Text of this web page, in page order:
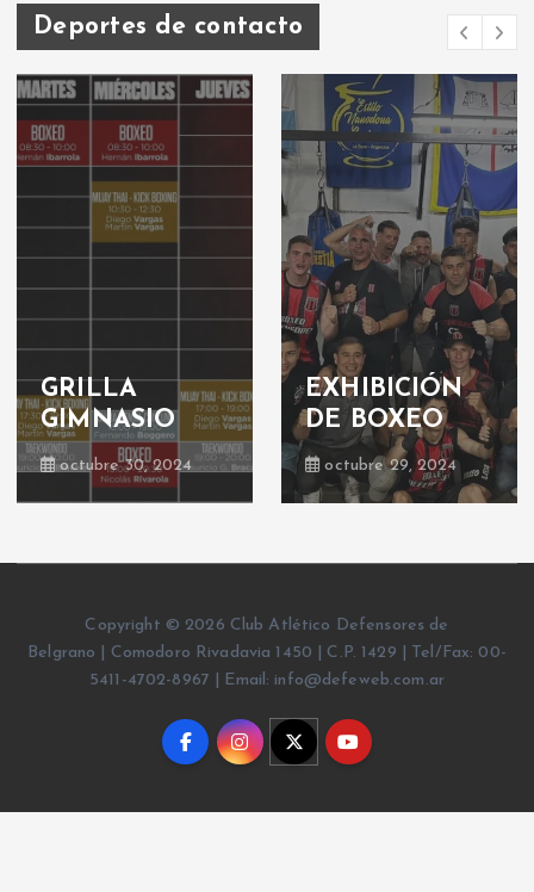
Deportes de contacto
GRILLA
GIMNASIO
octubre 30, 2024
EXHIBICIÓN
DE BOXEO
octubre 29, 2024
Copyright © 2026 Club Atlético Defensores de
Belgrano | Comodoro Rivadavia 1450 | C.P. 1429 | Tel/Fax: 00-
5411-4702-8967 | Email: info@defeweb.com.ar